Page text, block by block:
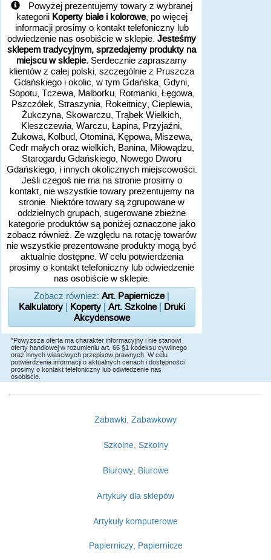
Powyżej prezentujemy towary z wybranej
kategorii Koperty białe i kolorowe, po więcej
informacji prosimy o kontakt telefoniczny lub
odwiedzenie nas osobiście w sklepie. Jesteśmy
sklepem tradycyjnym, sprzedajemy produkty na
miejscu w sklepie. Serdecznie zapraszamy
klientów z całej polski, szczególnie z Pruszcza
Gdańskiego i okolic, w tym Gdańska, Gdyni,
Sopotu, Tczewa, Malborku, Rotmanki, Łęgowa,
Pszczółek, Straszynia, Rokeitnicy, Cieplewia,
Żukczyna, Skowarczu, Trąbek Wielkich,
Kleszczewia, Warczu, Łapina, Przyjaźni,
Żukowa, Kolbud, Otomina, Kępowa, Miszewa,
Cedr małych oraz wielkich, Banina, Miłowądzu,
Starogardu Gdańskiego, Nowego Dworu
Gdańskiego, i innych okolicznych miejscowości.
Jeśli czegoś nie ma na stronie prosimy o
kontakt, nie wszystkie towary prezentujemy na
stronie. Niektóre towary są zgrupowane w
oddzielnych grupach, sugerowane zbieżne
kategorie produktów są poniżej oznaczone jako
zobacz również. Ze względu na rotację towarów
nie wszystkie prezentowane produkty mogą być
aktualnie dostępne. W celu potwierdzenia
prosimy o kontakt telefoniczny lub odwiedzenie
nas osobiście w sklepie.
Zobacz również: Art. Papiernicze|
Kalkulatory| Koperty| Art. Szkolne| Druki
Akcydensowe
*Powyższa oferta ma charakter informacyjny i nie stanowi
oferty handlowej w rozumieniu art. 66 §1 kodeksu cywilnego
oraz innych właściwych przepisów prawnych. W celu
potwierdzenia informacji o aktualnych cenach i dostępności
prosimy o kontakt telefoniczny lub odwiedzenie nas
osobiście.
Zabawki, Zabawkowy
Szkolne, Szkolny
Biurowy, Biurowe
Artykuły dla sklepów
Artykuły komputerowe
Papierniczy, Papiernicze